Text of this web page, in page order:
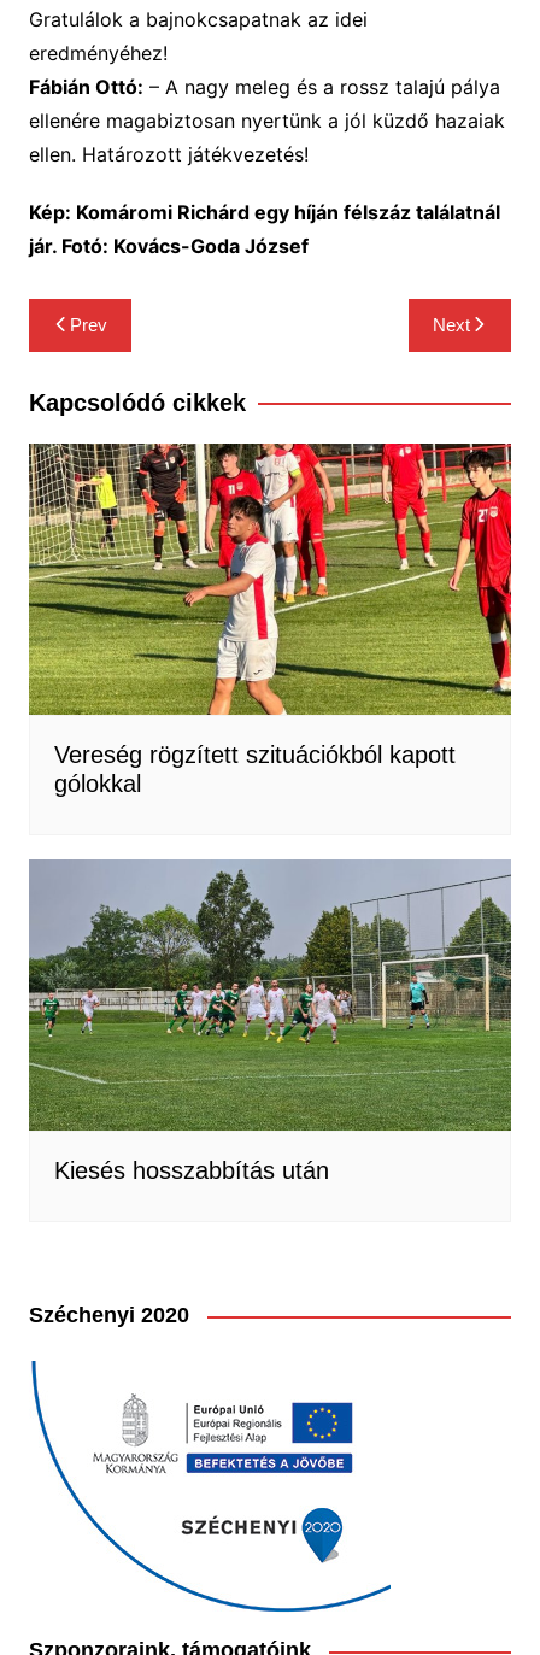
Gratulálok a bajnokcsapatnak az idei
eredményéhez!
Fábián Ottó: – A nagy meleg és a rossz talajú pálya
ellenére magabiztosan nyertünk a jól küzdő hazaiak
ellen. Határozott játékvezetés!
Kép: Komáromi Richárd egy híján félszáz találatnál
jár. Fotó: Kovács-Goda József
Bejegyzés
navigáció
Prev Next
Kapcsolódó cikkek
Vereség rögzített szituációkból kapott
gólokkal
Kiesés hosszabbítás után
Széchenyi 2020